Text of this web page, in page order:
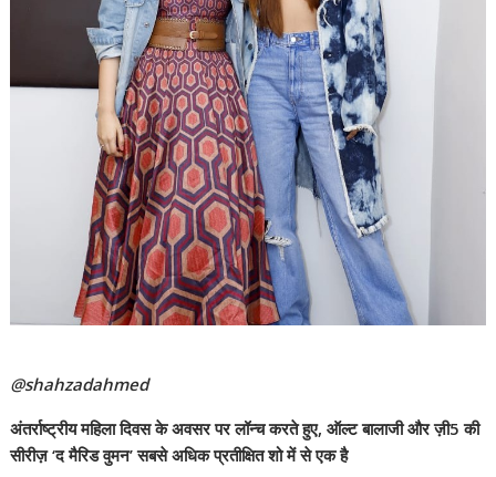
@shahzadahmed
अंतर्राष्ट्रीय महिला दिवस के अवसर पर लॉन्च करते हुए, ऑल्ट बालाजी और ज़ी5 की
सीरीज़ ‘द मैरिड वुमन’ सबसे अधिक प्रतीक्षित शो में से एक है